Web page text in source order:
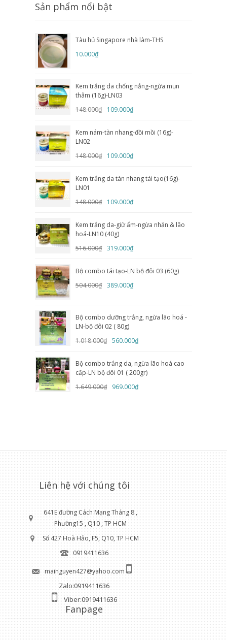
Sản phẩm nổi bật
Tàu hủ Singapore nhà làm-THS
10.000₫
Kem trắng da chống nắng-ngừa mụn
thâm (16g)-LN03
148.000₫
109.000₫
Kem nám-tàn nhang-đồi mồi (16g)-
LN02
148.000₫
109.000₫
Kem trắng da tàn nhang tái tạo(16g)-
LN01
148.000₫
109.000₫
Kem trắng da-giữ ẩm-ngừa nhăn & lão
hoá-LN10 (40g)
516.000₫ 319.000₫
Bộ combo tái tạo-LN bộ đôi 03 (60g)
504.000₫ 389.000₫
Bộ combo dưỡng trắng, ngừa lão hoá -
LN-bộ đôi 02 ( 80g)
1.018.000₫ 560.000₫
Bộ combo trắng da, ngừa lão hoá cao
cấp-LN bộ đôi 01 ( 200gr)
1.649.000₫
969.000₫
Liên hệ với chúng tôi
641E đường Cách Mạng Tháng 8 ,
Phường15 , Q10 , TP HCM
Số 427 Hoà Hảo, F5, Q10, TP HCM
0919411636
mainguyen427@yahoo.com
Zalo:0919411636
Viber:0919411636
Fanpage